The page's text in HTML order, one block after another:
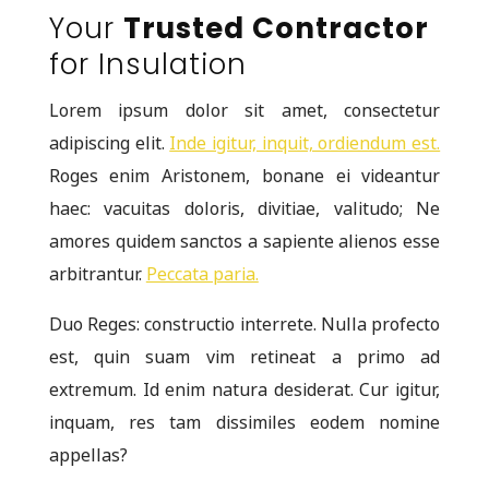
Your Trusted Contractor
for Insulation
Lorem ipsum dolor sit amet, consectetur
adipiscing elit. Inde igitur, inquit, ordiendum est.
Roges enim Aristonem, bonane ei videantur
haec: vacuitas doloris, divitiae, valitudo; Ne
amores quidem sanctos a sapiente alienos esse
arbitrantur. Peccata paria.
Duo Reges: constructio interrete. Nulla profecto
est, quin suam vim retineat a primo ad
extremum. Id enim natura desiderat. Cur igitur,
inquam, res tam dissimiles eodem nomine
appellas?